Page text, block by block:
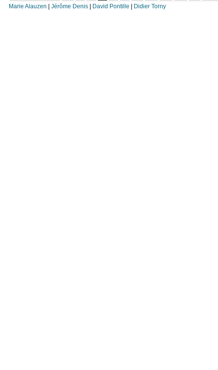
Marie Alauzen
Jérôme Denis| David Pontille Didier Torny